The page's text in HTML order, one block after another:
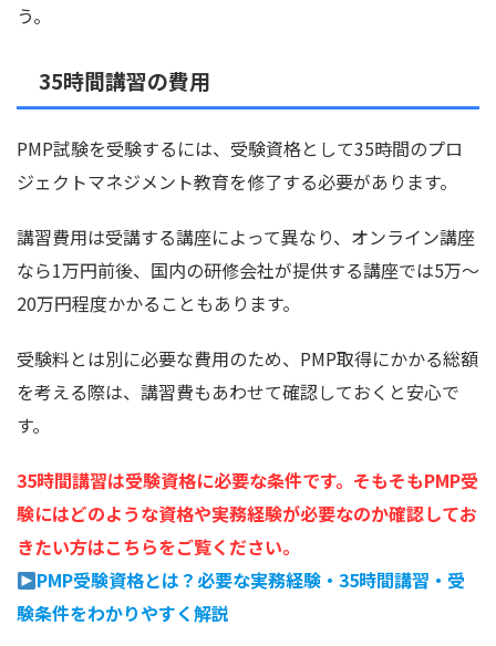
う。
35時間講習の費用
PMP試験を受験するには、受験資格として35時間のプロ
ジェクトマネジメント教育を修了する必要があります。
講習費用は受講する講座によって異なり、オンライン講座
なら1万円前後、国内の研修会社が提供する講座では5万〜
20万円程度かかることもあります。
受験料とは別に必要な費用のため、PMP取得にかかる総額
を考える際は、講習費もあわせて確認しておくと安心で
す。
35時間講習は受験資格に必要な条件です。そもそもPMP受
験にはどのような資格や実務経験が必要なのか確認してお
きたい方はこちらをご覧ください。
PMP受験資格とは？必要な実務経験・35時間講習・受
験条件をわかりやすく解説